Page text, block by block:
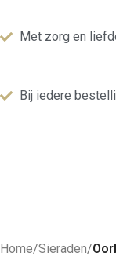
Met zorg en
Bij iedere
Home Sieraden